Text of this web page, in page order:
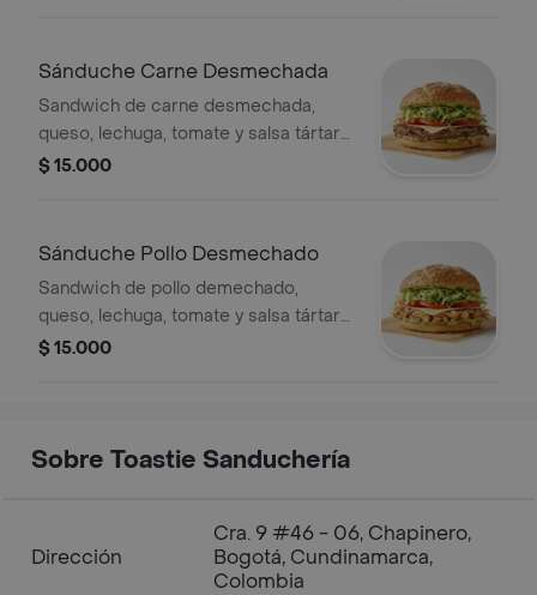
Sánduche Carne Desmechada
Sandwich de carne desmechada,
queso, lechuga, tomate y salsa tártara,
pan a elegir.
$ 15.000
Sánduche Pollo Desmechado
Sandwich de pollo demechado,
queso, lechuga, tomate y salsa tártara,
pan a elegir.
$ 15.000
Sobre Toastie Sanduchería
Dirección
Cra. 9 #46 - 06, Chapinero,
Bogotá, Cundinamarca,
Colombia